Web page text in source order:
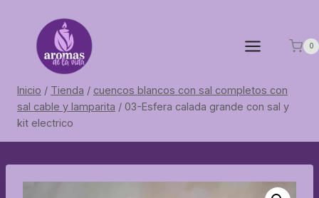
contenido
0
Inicio / Tienda / cuencos blancos con sal completos con
sal cable y lamparita / 03-Esfera calada grande con sal y
kit electrico